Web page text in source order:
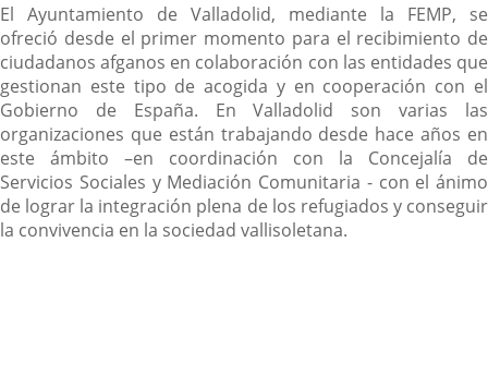
El Ayuntamiento de Valladolid, mediante la FEMP, se
ofreció desde el primer momento para el recibimiento de
ciudadanos afganos en colaboración con las entidades que
gestionan este tipo de acogida y en cooperación con el
Gobierno de España. En Valladolid son varias las
organizaciones que están trabajando desde hace años en
este ámbito –en coordinación con la Concejalía de
Servicios Sociales y Mediación Comunitaria - con el ánimo
de lograr la integración plena de los refugiados y conseguir
la convivencia en la sociedad vallisoletana.